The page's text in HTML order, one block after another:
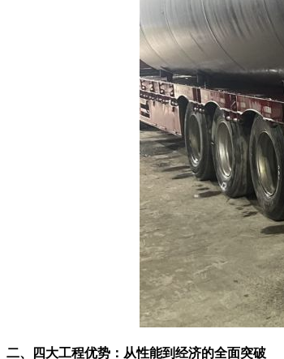
二、四大工程优势：从性能到经济的全面突破